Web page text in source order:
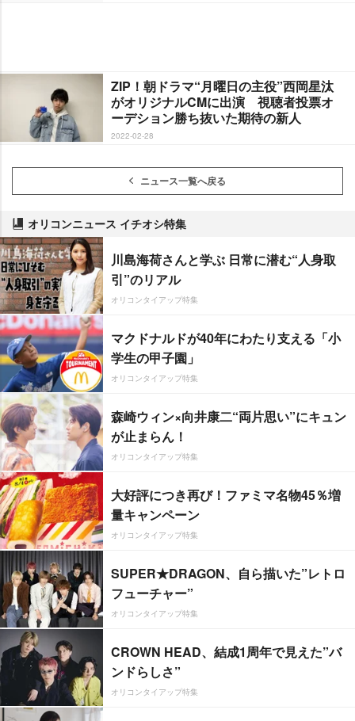
ZIP！朝ドラマ“月曜日の主役”西岡星汰
がオリジナルCMに出演 視聴者投票オ
ーデション勝ち抜いた期待の新人
2022-02-28
ニュース一覧へ戻る
オリコンニュース イチオシ特集
川島海荷さんと学ぶ 日常に潜む“人身取
引”のリアル
オリコンタイアップ特集
マクドナルドが40年にわたり支える「小
学生の甲子園」
オリコンタイアップ特集
森崎ウィン×向井康二“両片思い”にキュン
が止まらん！
オリコンタイアップ特集
大好評につき再び！ファミマ名物45％増
量キャンペーン
オリコンタイアップ特集
SUPER★DRAGON、自ら描いた”レトロ
フューチャー”
オリコンタイアップ特集
CROWN HEAD、結成1周年で見えた”バ
ンドらしさ”
オリコンタイアップ特集